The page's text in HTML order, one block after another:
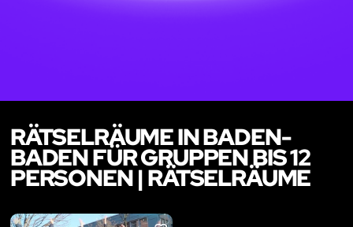
RÄTSELRÄUME IN BADEN-
BADEN FÜR GRUPPEN BIS 12
PERSONEN | RÄTSELRÄUME